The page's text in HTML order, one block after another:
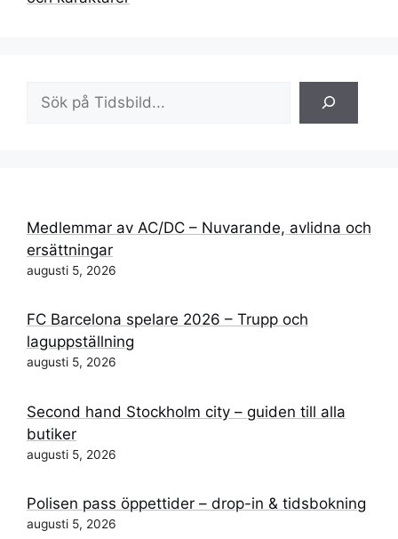
Medlemmar av AC/DC – Nuvarande, avlidna och
ersättningar
augusti 5, 2026
FC Barcelona spelare 2026 – Trupp och
laguppställning
augusti 5, 2026
Second hand Stockholm city – guiden till alla
butiker
augusti 5, 2026
Polisen pass öppettider – drop-in & tidsbokning
augusti 5, 2026